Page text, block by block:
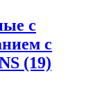
с
с
(19)